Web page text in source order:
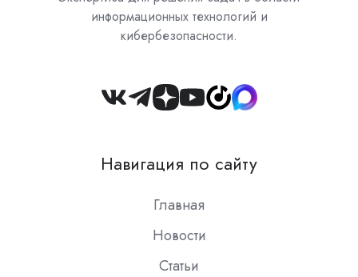
информационных технологий и
кибербезопасности.
Join
Slack
Навигация по сайту
Главная
Новости
Статьи